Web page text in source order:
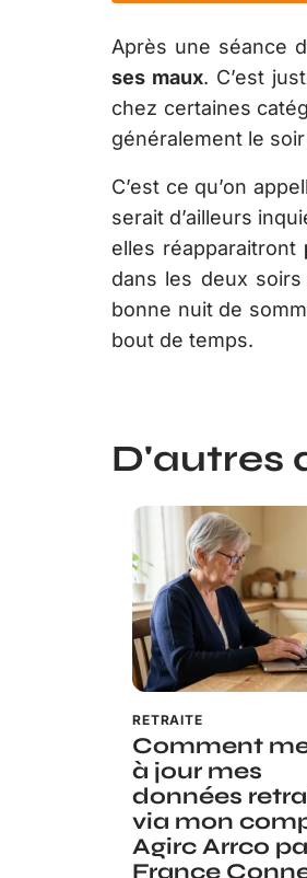
Après une séance
ses maux. C’est
chez certaines
généralement le
C’est ce qu’on
serait d’ailleurs
elles réapparaitront
dans les deux
bonne nuit de
bout de temps.
D'autres
RETRAITE
Comment
à jour mes
données
via mon
Agirc Arrco
France